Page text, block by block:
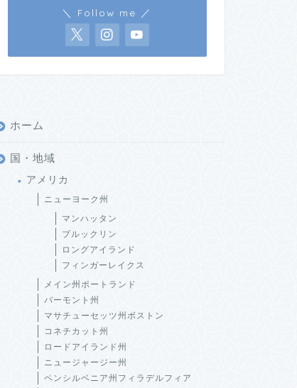
＼ Follow me ／
ホーム
国・地域
アメリカ
ニューヨーク州
マンハッタン
ブルックリン
ロングアイランド
フィンガーレイクス
メイン州ポートランド
バーモント州
マサチューセッツ州ボストン
コネチカット州
ロードアイランド州
ニュージャージー州
ペンシルベニア州フィラデルフィア